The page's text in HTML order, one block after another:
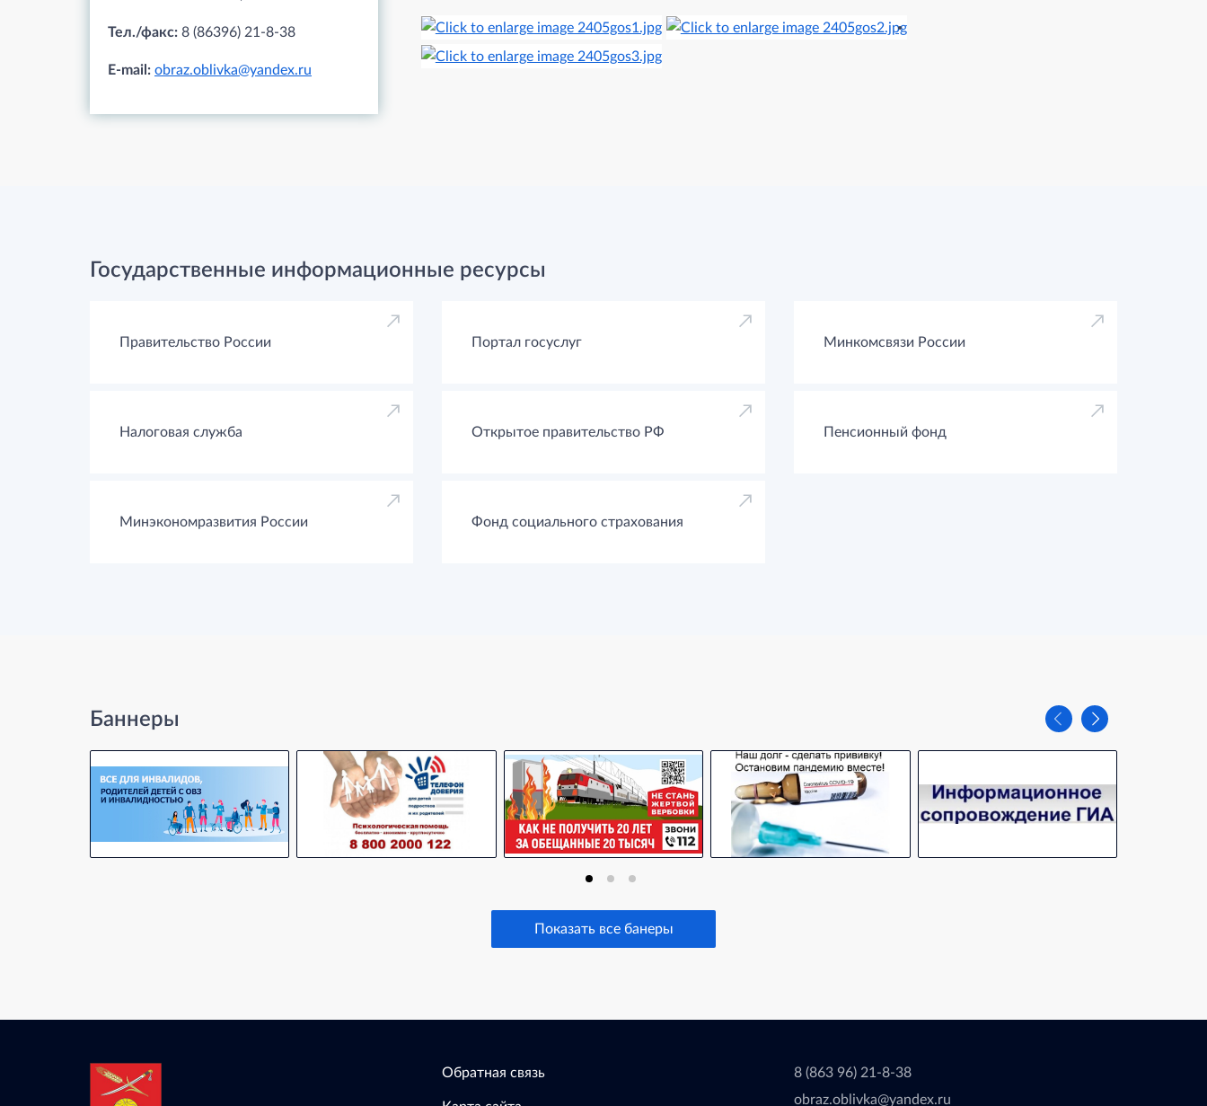
Тел./факс: 8 (86396) 21-8-38
E-mail: obraz.oblivka@yandex.ru
Государственные информационные ресурсы
Правительство России Портал госуслуг Минкомсвязи России
Налоговая служба Открытое правительство РФ Пенсионный фонд
Минэкономразвития России Фонд социального страхования
Баннеры
Показать все банеры
Обратная связь
8 (863 96) 21-8-38
obraz.oblivka@yandex.ru